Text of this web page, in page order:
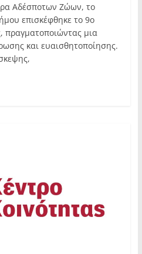
Αδέσποτων Ζώων, το
επισκέφθηκε το 9ο
πραγματοποιώντας μια
και ευαισθητοποίησης.